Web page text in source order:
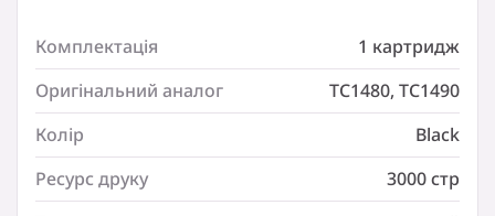
та високоякісний тонер. Завдяки ідентичним
габаритам, картридж ідеально стає на своє місце і
відновлює роботу пристрою.
Якісні картриджі BASF – це запорука гарного
зовнішнього вигляду друку.
Характеристики
Комплектація:
Комплектація
1 картридж
Оригінальний аналог
TC1480, TC1490
Колір
Black
Ресурс друку
3000 стр